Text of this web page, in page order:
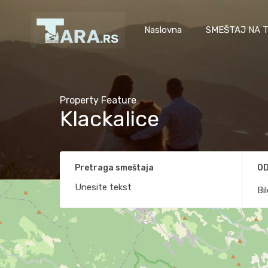
Naslovna SMEŠTAJ NA
Property Feature
Klackalice
Pretraga smeštaja